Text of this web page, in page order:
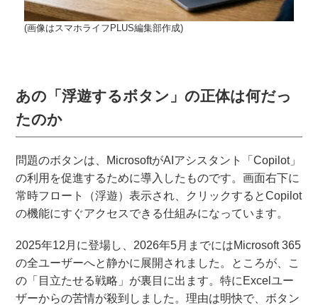
(画像はスマホライフPLUS編集部作成)
あの「浮遊するボタン」の正体は何だっ
たのか
問題のボタンは、MicrosoftがAIアシスタント「Copilot」
の利用を促進するために導入したものです。画面右下に
常時フロート（浮遊）表示され、クリックするとCopilot
の機能にすぐアクセスできる仕組みになっています。
2025年12月に登場し、2026年5月までにはMicrosoft 365
の全ユーザーへと静かに展開されました。ところが、こ
の「目立たせる戦略」が裏目に出ます。特にExcelユー
ザーからの苦情が殺到しました。理由は明快で、ボタン